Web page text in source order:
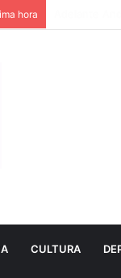
hora
CULTURA